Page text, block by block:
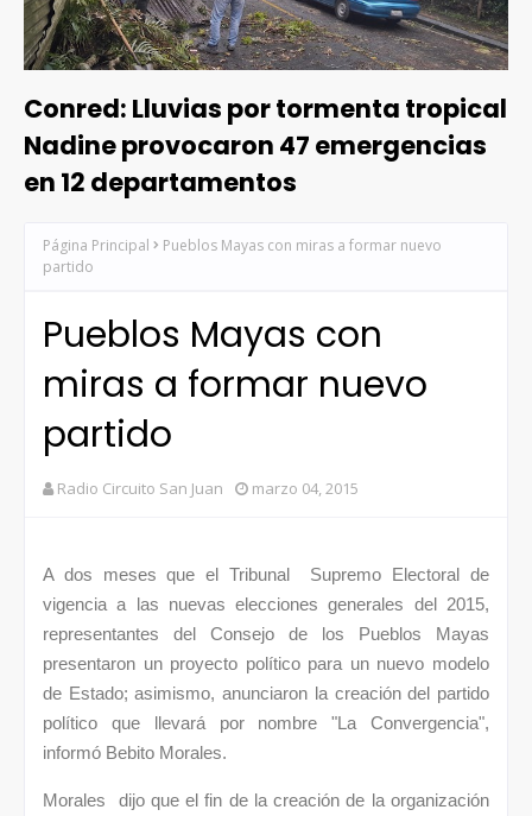
Conred: Lluvias por tormenta tropical
Nadine provocaron 47 emergencias
en 12 departamentos
Página Principal
Pueblos Mayas con miras a formar nuevo
partido
Pueblos Mayas con
miras a formar nuevo
partido
Radio Circuito San Juan marzo 04, 2015
A dos meses que el Tribunal Supremo Electoral de
vigencia a las nuevas elecciones generales del 2015,
representantes del Consejo de los Pueblos Mayas
presentaron un proyecto político para un nuevo modelo
de Estado; asimismo, anunciaron la creación del partido
político que llevará por nombre "La Convergencia",
informó Bebito Morales.
Morales dijo que el fin de la creación de la organización